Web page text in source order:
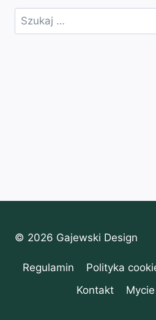
Szukaj:
© 2026 Gajewski Design
Regulamin Polityka
Kontakt